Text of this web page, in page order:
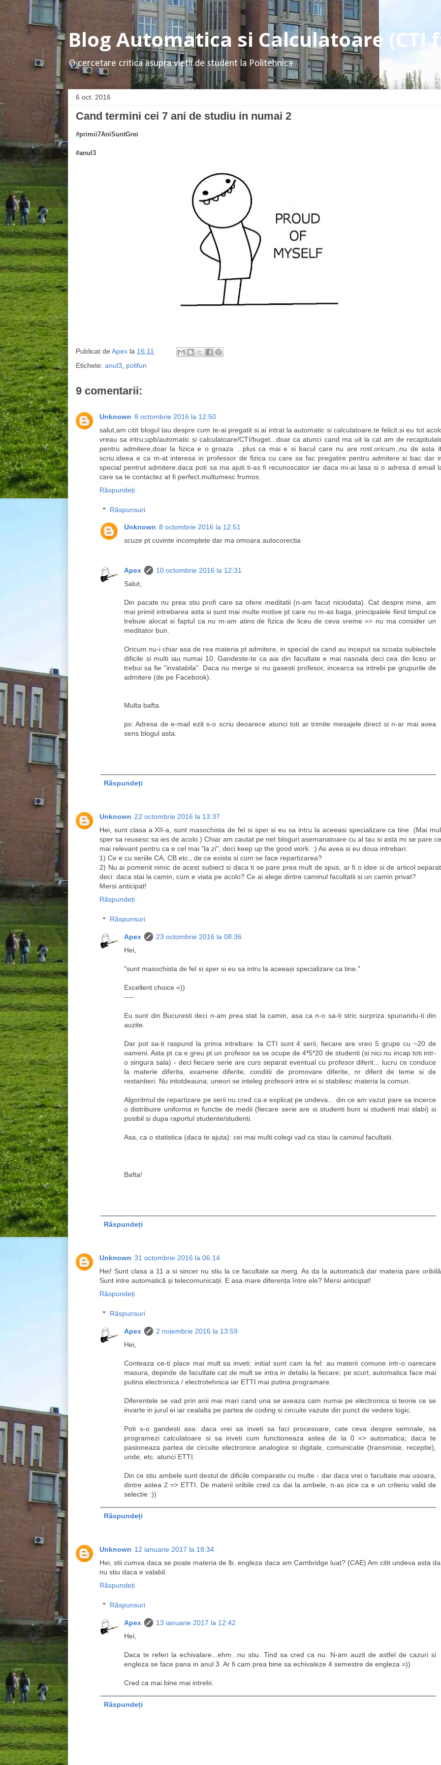
Blog Automatica si Calculatoare (CTI
O cercetare critica asupra vietii de student la Politehnica...
6 oct. 2016
Cand termini cei 7 ani de studiu in numai 2
#primii7AniSuntGrei
#anul3
Publicat de Apex la 16:11
Etichete: anul3 polifun
9 comentarii:
Unknown 8 octombrie 2016 la 12:50
salut,am citit blogul tau despre cum te-ai pregatit si ai intrat la automatic si calculatoare.te felicit.si eu tot
vreau sa intru;upb/automatic si calculatoare/CTI/buget...doar ca atunci cand ma uit la cat am de
pentru admitere,doar la fizica e o groaza ...plus ca mai e si bacul care nu are rost.oricum.,nu de asta
scriu.ideea e ca m-at interesa in professor de fizica cu care sa fac pregatire pentru admitere si bac dar
special pentrut admitere.daca poti sa ma ajuti ti-as fi recunoscator iar daca mi-ai lasa si o adresa d email
care sa te contactez at fi perfect.multumesc frumos.
Răspundeți
Răspunsuri
Unknown 8 octombrie 2016 la 12:51
scuze pt cuvinte incomplete dar ma omoara autocorectia
Apex
10 octombrie 2016 la 12:31
Salut,
Din pacate nu prea stiu profi care sa ofere meditatii (n-am facut niciodata). Cat despre mine, am
mai primit intrebarea asta si sunt mai multe motive pt care nu m-as baga, principalele fiind timpul ce
trebuie alocat si faptul ca nu m-am atins de fizica de liceu de ceva vreme => nu ma consider un
meditator bun.
Oricum nu-i chiar asa de rea materia pt admitere, in special de cand au inceput sa scoata subiectele
dificile si multi iau numai 10. Gandeste-te ca aia din facultate e mai nasoala deci cea din liceu ar
trebui sa fie "invatabila". Daca nu merge si nu gasesti profesor, incearca sa intrebi pe grupurile de
admitere (de pe Facebook).
Multa bafta.
ps: Adresa de e-mail ezit s-o scriu deoarece atunci toti ar trimite mesajele direct si n-ar mai avea
sens blogul asta.
Răspundeți
Unknown 22 octombrie 2016 la 13:37
Hei, sunt clasa a XII-a, sunt masochista de fel si sper si eu sa intru la aceeasi specializare ca tine. (Mai
sper sa reusesc sa ies de acolo.) Chiar am cautat pe net bloguri asemanatoare cu al tau si asta mi se pare
mai relevant pentru ca e cel mai "la zi", deci keep up the good work. :) As avea si eu doua intrebari:
1) Ce e cu seriile CA, CB etc., de ce exista si cum se face repartizarea?
2) Nu ai pomenit nimic de acest subiect si daca ti se pare prea mult de spus, ar fi o idee si de articol
deci: daca stai la camin, cum e viata pe acolo? Ce ai alege dintre caminul facultatii si un camin privat?
Mersi anticipat!
Răspundeți
Răspunsuri
Apex
23 octombrie 2016 la 08:36
Hei,
"sunt masochista de fel si sper si eu sa intru la aceeasi specializare ca tine."
Excellent choice =))
----
Eu sunt din Bucuresti deci n-am prea stat la camin, asa ca n-o sa-ti stric surpriza spunandu-ti din
auzite.
Dar pot sa-ti raspund la prima intrebare: la CTI sunt 4 serii, fiecare are vreo 5 grupe cu ~20 de
oameni. Asta pt ca e greu pt un profesor sa se ocupe de 4*5*20 de studenti (si nici nu incap toti intr-
o singura sala) - deci fiecare serie are curs separat eventual cu profesor diferit... lucru ce conduce
la materie diferita, examene diferite, conditii de promovare diferite, nr diferit de teme si de
restantieri. Nu intotdeauna; uneori se inteleg profesorii intre ei si stabilesc materia la comun.
Algoritmul de repartizare pe serii nu cred ca e explicat pe undeva... din ce am vazut pare sa incerce
o distribuire uniforma in functie de medii (fiecare serie are si studenti buni si studenti mai slabi) si
posibil si dupa raportul studente/studenti.
Asa, ca o statistica (daca te ajuta): cei mai multi colegi vad ca stau la caminul facultatii.
Bafta!
Răspundeți
Unknown 31 octombrie 2016 la 06:14
Hei! Sunt clasa a 11 a si sincer nu stiu la ce facultate sa merg. As da la automatică dar materia pare
Sunt intre automatică și telecomunicații. E asa mare diferența între ele? Mersi anticipat!
Răspundeți
Răspunsuri
Apex
2 noiembrie 2016 la 13:59
Hei,
Conteaza ce-ti place mai mult sa inveti; initial sunt cam la fel: au materii comune intr-o oarecare
masura, depinde de facultate cat de mult se intra in detaliu la fiecare; pe scurt, automatica face mai
putina electronica / electrotehnica iar ETTI mai putina programare.
Diferentele se vad prin anii mai mari cand una se axeaza cam numai pe electronica si teorie ce se
invarte in jurul ei iar cealalta pe partea de coding si circuite vazute din punct de vedere logic.
Poti s-o gandesti asa: daca vrei sa inveti sa faci procesoare, cate ceva despre semnale, sa
programezi calculatoare si sa inveti cum functioneaza astea de la 0 => automatica; daca te
pasioneaza partea de circuite electronice analogice si digitale, comunicatie (transmisie, receptie),
unde, etc. atunci ETTI.
Din ce stiu ambele sunt destul de dificile comparativ cu multe - dar daca vrei o facultate mai usoara,
dintre astea 2 => ETTI. De materii oribile cred ca dai la ambele, n-as zice ca e un criteriu valid de
selectie :))
Răspundeți
Unknown 12 ianuarie 2017 la 18:34
Hei, stii cumva daca se poate materia de lb. engleza daca am Cambridge luat? (CAE) Am citit undeva asta
nu stiu daca e valabil.
Răspundeți
Răspunsuri
Apex
13 ianuarie 2017 la 12:42
Hei,
Daca te referi la echivalare...ehm...nu stiu. Tind sa cred ca nu. N-am auzit de astfel de cazuri si
engleza se face pana in anul 3. Ar fi cam prea bine sa echivaleze 4 semestre de engleza =))
Cred ca mai bine mai intrebi.
Răspundeți